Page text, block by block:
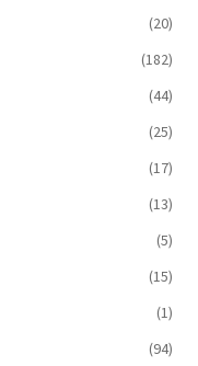
(20)
(182)
(44)
(25)
(17)
(13)
(5)
(15)
(1)
(94)